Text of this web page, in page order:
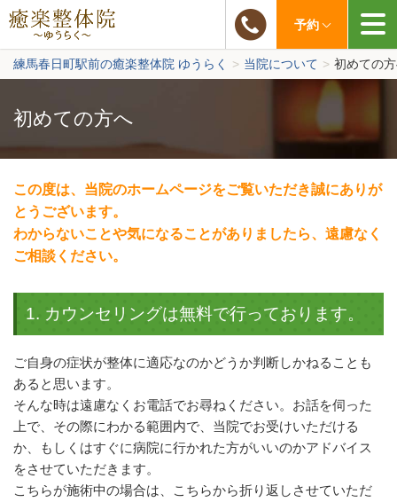
03-6883-6627
予約
練馬春日町駅前の癒楽整体院 ゆうらく > 当院について > 初めての
初めての方へ
この度は、当院のホームページをご覧いただき誠にありが
とうございます。
わからないことや気になることがありましたら、遠慮なく
ご相談ください。
1. カウンセリングは無料で行っております。
ご自身の症状が整体に適応なのかどうか判断しかねることも
あると思います。
そんな時は遠慮なくお電話でお尋ねください。お話を伺った
上で、その際にわかる範囲内で、当院でお受けいただける
か、もしくはすぐに病院に行かれた方がいいのかアドバイス
をさせていただきます。
こちらが施術中の場合は、こちらから折り返しさせていただ